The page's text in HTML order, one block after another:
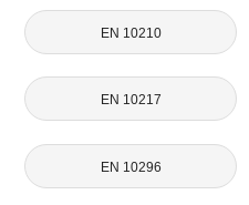
EN 10210
EN 10217
EN 10296